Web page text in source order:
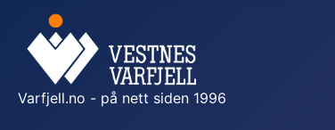
Varfjell.no - på nett siden 1996